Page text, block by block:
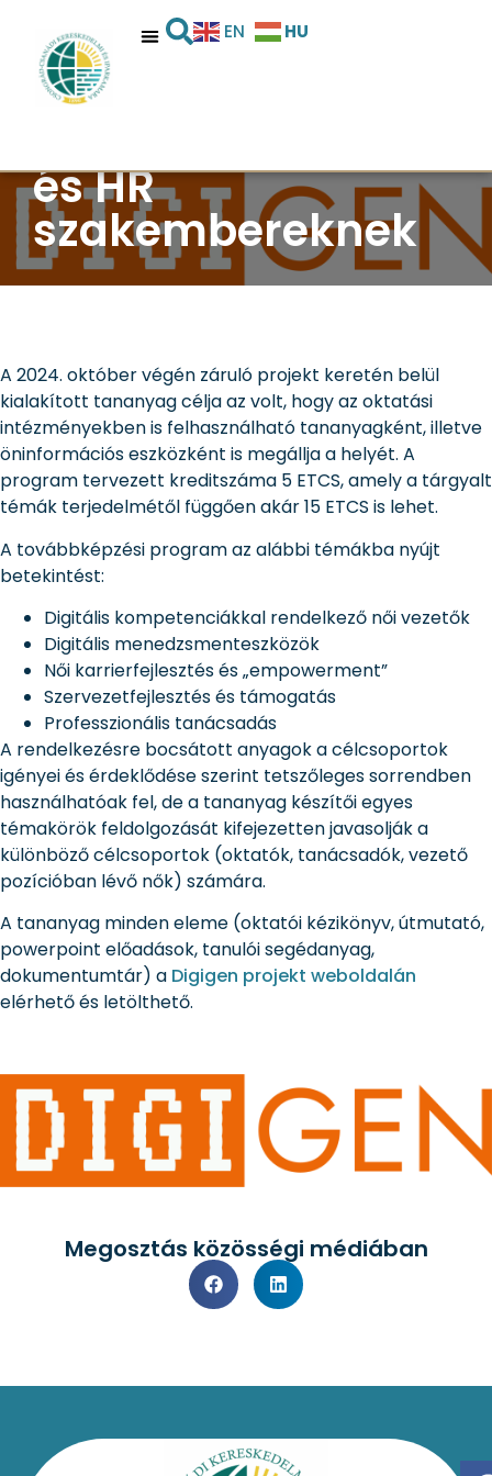
EN HU
Továbbképzési
tananyag
és HR
szakembereknek
A 2024. október végén záruló projekt keretén belül
kialakított tananyag célja az volt, hogy az oktatási
intézményekben is felhasználható tananyagként, illetve
öninformációs eszközként is megállja a helyét. A
program tervezett kreditszáma 5 ETCS, amely a tárgyalt
témák terjedelmétől függően akár 15 ETCS is lehet.
A továbbképzési program az alábbi témákba nyújt
betekintést:
Digitális kompetenciákkal rendelkező női vezetők
Digitális menedzsmenteszközök
Női karrierfejlesztés és „empowerment”
Szervezetfejlesztés és támogatás
Professzionális tanácsadás
A rendelkezésre bocsátott anyagok a célcsoportok
igényei és érdeklődése szerint tetszőleges sorrendben
használhatóak fel, de a tananyag készítői egyes
témakörök feldolgozását kifejezetten javasolják a
különböző célcsoportok (oktatók, tanácsadók, vezető
pozícióban lévő nők) számára.
A tananyag minden eleme (oktatói kézikönyv, útmutató,
powerpoint előadások, tanulói segédanyag,
dokumentumtár) a Digigen projekt weboldalán
elérhető és letölthető.
Megosztás közösségi médiában